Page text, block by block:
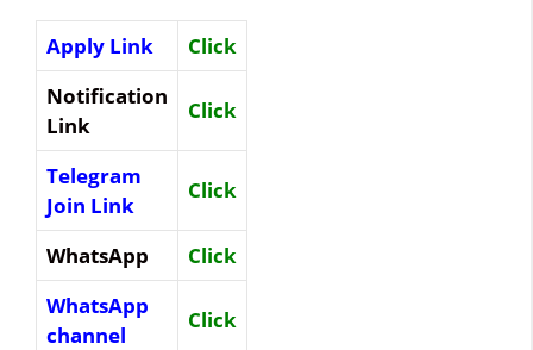
Apply Link
Click
Notification
Link
Click
Telegram
Join Link
Click
WhatsApp
Click
WhatsApp
channel
Click